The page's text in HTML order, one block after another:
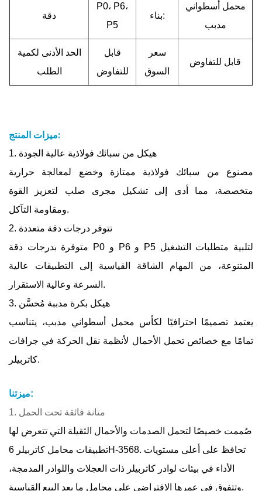
دقة
P0، P6،
P5
بناء:
محمل أسطواني
مدبب
الحد الأدنى لكمية
الطلب
قابل
للتفاوض
سعر
السوق
قابل للتفاوض
ميزات المنتج:
1. هيكل من سبائك فولاذية عالية الجودة
مصنوع من سبائك فولاذية ممتازة وخضع لمعالجة حرارية
متخصصة، مما أدى إلى تشكيل مجرى صلب لتعزيز القوة
ومقاومة التآكل.
2. تتوفر درجات دقة متعددة
متوفرة بدرجات دقة P0 و P6 و P5 لتلبية متطلبات التشغيل
المتنوعة، من المهام الشاقة القياسية إلى التطبيقات عالية
السرعة وعالية الاستقرار.
3. هيكل بكرة مدببة مُحسَّن
يعتمد تصميمًا احترافيًا لكأس محمل أسطواني مدبب، يتناسب
تمامًا مع خصائص تحمل الأحمال لأنظمة نقل الحركة في جرافات
كاتربيلر.
ميزتنا:
1. متانة فائقة تحت الحمل
صُممت خصيصًا لتحمل الصدمات والأحمال الثقيلة التي تتعرض لها
تطبيقات محامل كاتربيلر 6H-3568. تحافظ على أعلى مستويات
الأداء في بيئات لوادر كاتربيلر ذات العجلات واللوادر المدمجة،
وتتفوق في عمرها الافتراضي على محامل ما بعد البيع القياسية.